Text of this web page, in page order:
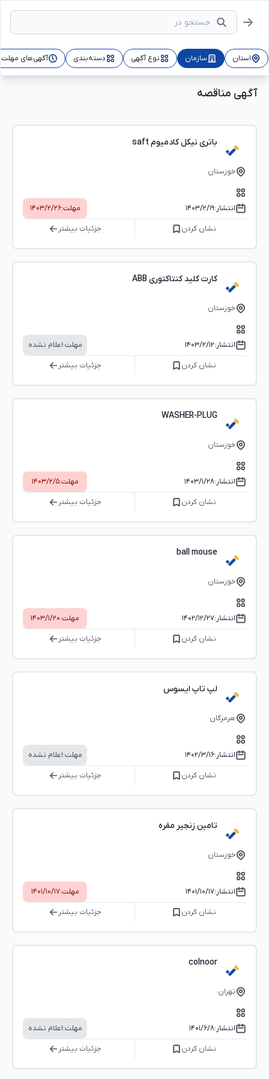
استان سازمان نوع آگهی دسته‌بندی آگهی‌های
آگهی مناقصه
باتری نیکل کادمیوم saft
خوزستان
انتشار:۱۴۰۳/۲/۱۹ مهلت:۱۴۰۳/۲/۲۶
نشان کردن جزئیات بیشتر
کارت کلید کنتاکتوری ABB
خوزستان
انتشار:۱۴۰۳/۲/۱۲ مهلت:اعلام نشده
نشان کردن جزئیات بیشتر
WASHER-PLUG
خوزستان
انتشار:۱۴۰۳/۱/۲۸ مهلت:۱۴۰۳/۲/۵
نشان کردن جزئیات بیشتر
ball mouse
خوزستان
انتشار:۱۴۰۲/۱۲/۲۷ مهلت:۱۴۰۳/۱/۲۰
نشان کردن جزئیات بیشتر
لپ تاپ ایسوس
هرمزگان
انتشار:۱۴۰۲/۳/۱۶ مهلت:اعلام نشده
نشان کردن جزئیات بیشتر
تامین زنجیر مقره
خوزستان
انتشار:۱۴۰۱/۱۰/۱۷ مهلت:۱۴۰۱/۱۰/۱۷
نشان کردن جزئیات بیشتر
colnoor
تهران
انتشار:۱۴۰۱/۶/۸ مهلت:اعلام نشده
نشان کردن جزئیات بیشتر